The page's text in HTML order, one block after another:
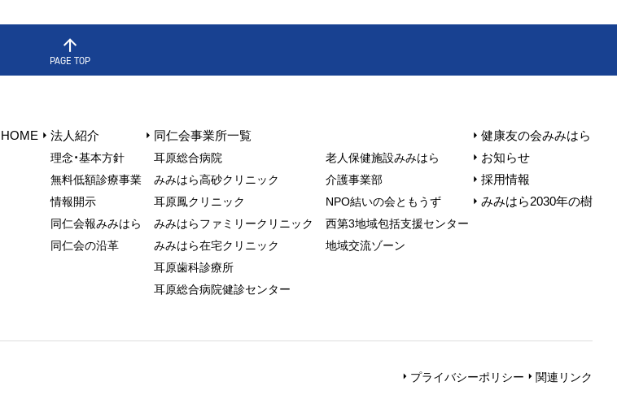
PAGE TOP
HOME 法人紹介
理念・基本方針
無料低額診療事業
情報開⽰
同仁会報みみはら
同仁会の沿革
同仁会事業所一覧
⽿原総合病院
みみはら⾼砂クリニック
⽿原鳳クリニック
みみはらファミリークリニック
みみはら在宅クリニック
⽿原⻭科診療所
耳原総合病院健診センター
⽼⼈保健施設みみはら
介護事業部
NPO結いの会ともうず
⻄第3地域包括⽀援センター
地域交流ゾーン
健康友の会みみはら
お知らせ
採用情報
みみはら2030年の樹
プライバシーポリシー 関連リンク